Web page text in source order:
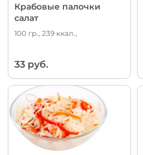
Крабовые палочки
салат
100 гр., 239 ккал.,
33 руб.